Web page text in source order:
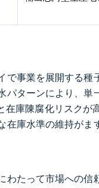
事業を展開する種
ターンにより、単
庫陳腐化リスクが
庫水準の維持がま
たって市場への信